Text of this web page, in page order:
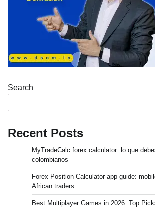
Search
Recent Posts
MyTradeCalc forex calculator: lo que
colombianos
Forex Position Calculator app guide:
African traders
Best Multiplayer Games in 2026: Top